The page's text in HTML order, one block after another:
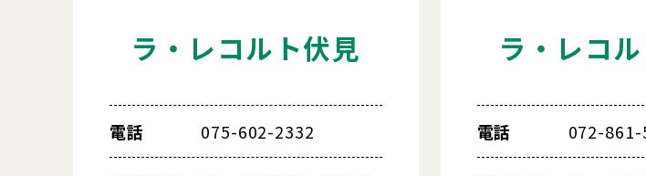
ラ・レコルト伏見
電話 075-602-2332
ラ・レコ
電話 072-861-